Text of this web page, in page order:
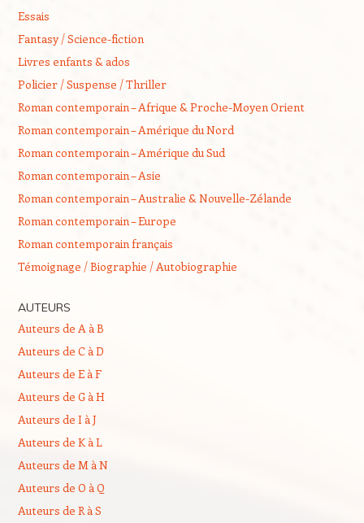
Essais
Fantasy / Science-fiction
Livres enfants & ados
Policier / Suspense / Thriller
Roman contemporain – Afrique & Proche-Moyen Orient
Roman contemporain – Amérique du Nord
Roman contemporain – Amérique du Sud
Roman contemporain – Asie
Roman contemporain – Australie & Nouvelle-Zélande
Roman contemporain – Europe
Roman contemporain français
Témoignage / Biographie / Autobiographie
AUTEURS
Auteurs de A à B
Auteurs de C à D
Auteurs de E à F
Auteurs de G à H
Auteurs de I à J
Auteurs de K à L
Auteurs de M à N
Auteurs de O à Q
Auteurs de R à S